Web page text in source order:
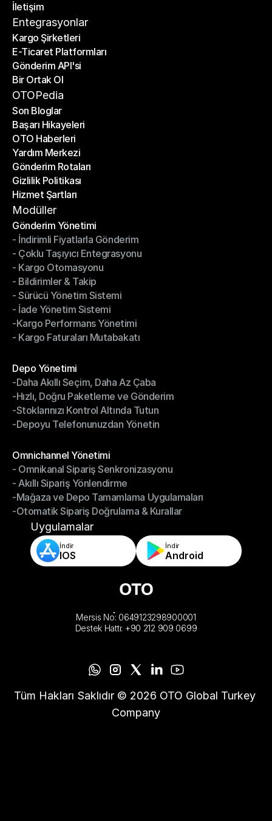
Fiyat Hesaplayıcı
İletişim
İletişim
Entegrasyonlar
Kargo Şirketleri
Kargo Şirketleri
E-Ticaret Platformları
E-Ticaret Platformları
Gönderim API'si
Gönderim API'si
Bir Ortak Ol
Bir Ortak Ol
OTOPedia
Son Bloglar
Son Bloglar
Başarı Hikayeleri
Başarı Hikayeleri
OTO Haberleri
OTO Haberleri
Yardım Merkezi
Yardım Merkezi
Gönderim Rotaları
Gönderim Rotaları
Gizlilik Politikası
Gizlilik Politikası
Hizmet Şartları
Hizmet Şartları
Modüller
Gönderim Yönetimi
Gönderim Yönetimi
- İndirimli Fiyatlarla Gönderim
- İndirimli Fiyatlarla Gönderim
- Çoklu Taşıyıcı Entegrasyonu
- Çoklu Taşıyıcı Entegrasyonu
- Kargo Otomasyonu
- Kargo Otomasyonu
- Bildirimler & Takip
- Bildirimler & Takip
- Sürücü Yönetim Sistemi
- Sürücü Yönetim Sistemi
- İade Yönetim Sistemi
- İade Yönetim Sistemi
-Kargo Performans Yönetimi
-Kargo Performans Yönetimi
- Kargo Faturaları Mutabakatı
Depo Yönetimi
Depo Yönetimi
-Daha Akıllı Seçim, Daha Az Çaba
-Daha Akıllı Seçim, Daha Az Çaba
-Hızlı, Doğru Paketleme ve Gönderim
-Hızlı, Doğru Paketleme ve Gönderim
-Stoklarınızı Kontrol Altında Tutun
-Stoklarınızı Kontrol Altında Tutun
-Depoyu Telefonunuzdan Yönetin
Omnichannel Yönetimi
Omnichannel Yönetimi
- Omnikanal Sipariş Senkronizasyonu
- Omnikanal Sipariş Senkronizasyonu
- Akıllı Sipariş Yönlendirme
- Akıllı Sipariş Yönlendirme
-Mağaza ve Depo Tamamlama Uygulamaları
-Mağaza ve Depo Tamamlama Uygulamaları
-Otomatik Sipariş Doğrulama & Kurallar
-Otomatik Sipariş Doğrulama & Kurallar
Uygulamalar
İndir
IOS
İndir
Android
Mersis No: 0649123298900001
Destek Hattı: +90 212 909 0699
Tüm Hakları Saklıdır © 2026 OTO Global Turkey
Company